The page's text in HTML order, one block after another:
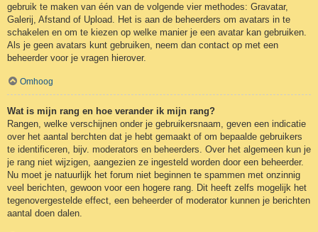
gebruik te maken van één van de volgende vier methodes: Gravatar,
Galerij, Afstand of Upload. Het is aan de beheerders om avatars in te
schakelen en om te kiezen op welke manier je een avatar kan gebruiken.
Als je geen avatars kunt gebruiken, neem dan contact op met een
beheerder voor je vragen hierover.
Omhoog
Wat is mijn rang en hoe verander ik mijn rang?
Rangen, welke verschijnen onder je gebruikersnaam, geven een indicatie
over het aantal berchten dat je hebt gemaakt of om bepaalde gebruikers
te identificeren, bijv. moderators en beheerders. Over het algemeen kun je
je rang niet wijzigen, aangezien ze ingesteld worden door een beheerder.
Nu moet je natuurlijk het forum niet beginnen te spammen met onzinnig
veel berichten, gewoon voor een hogere rang. Dit heeft zelfs mogelijk het
tegenovergestelde effect, een beheerder of moderator kunnen je berichten
aantal doen dalen.